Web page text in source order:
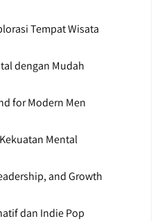
Tempat Wisata
dengan Mudah
for Modern Men
Mental
and Growth
dan Indie Pop